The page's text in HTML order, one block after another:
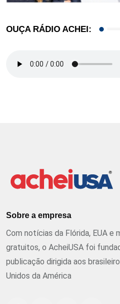
OUÇA RÁDIO ACHEI:
Sobre a empresa
Com notícias da Flórida, EUA e
gratuitos, o AcheiUSA foi
publicação dirigida aos
Unidos da América